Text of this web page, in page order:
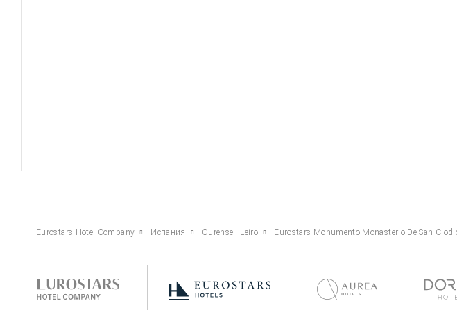
Eurostars Hotel Company Испания Ourense - Leiro Eurostars Monumento Monasterio De San